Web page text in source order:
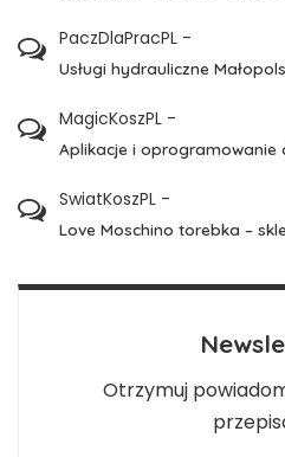
PaczDlaPracPL -
Usługi hydrauliczne
MagicKoszPL -
Aplikacje i oprogramowanie
SwiatKoszPL -
Love Moschino torebka –
Otrzymuj